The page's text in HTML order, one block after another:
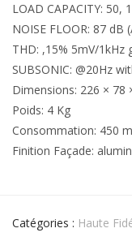
LOAD CAPACITY: 50,
NOISE FLOOR: 87 dB
THD: ,15% 5mV/1kHz
SUBSONIC: @20Hz
Dimensions: 226 × 78
Poids: 4 Kg
Consommation: 450
Finition Façade:
Catégories : Haute